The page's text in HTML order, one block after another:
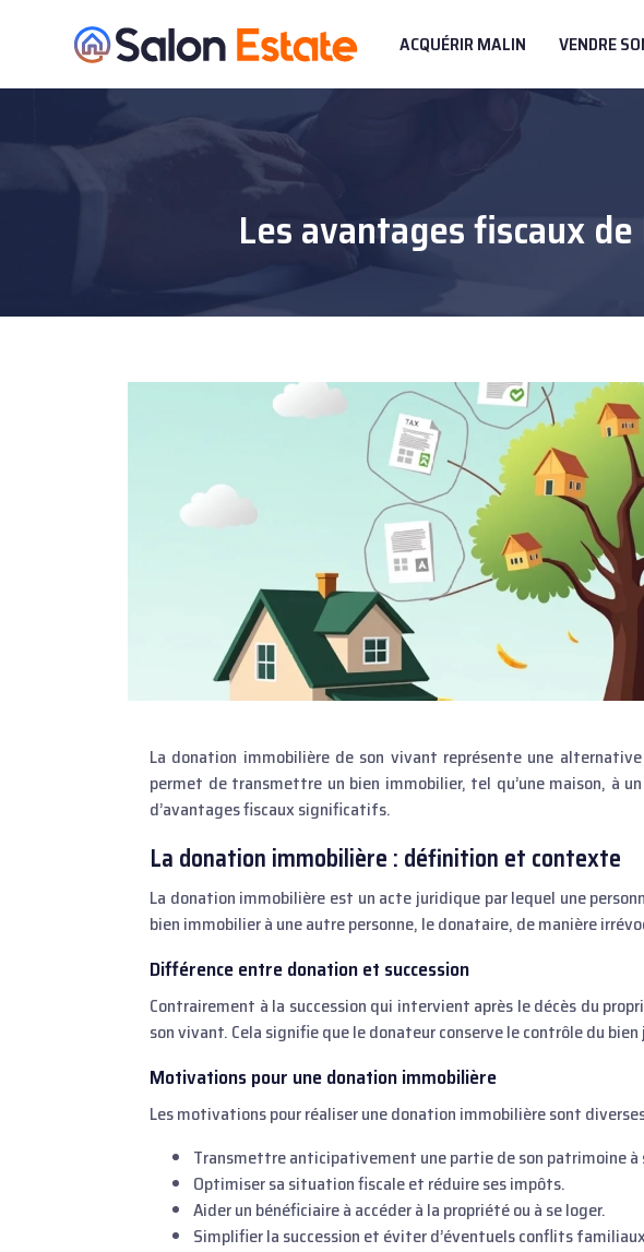
ACQUÉRIR MALIN VENDRE
Les avantages fiscaux
La donation immobilière de son vivant représente une alternative intéressante à la transmission par héritage. Elle
permet de transmettre un bien immobilier, tel qu’une maison, à
d’avantages fiscaux significatifs.
La donation immobilière : définition et contexte
La donation immobilière est un acte juridique par lequel une
bien immobilier à une autre personne, le donataire, de manière
Différence entre donation et succession
Contrairement à la succession qui intervient après le décès du
son vivant. Cela signifie que le donateur conserve le contrôle du
Motivations pour une donation immobilière
Les motivations pour réaliser une donation immobilière sont
Transmettre anticipativement une partie de son patrimoine à
Optimiser sa situation fiscale et réduire ses impôts.
Aider un bénéficiaire à accéder à la propriété ou à se loger.
Simplifier la succession et éviter d’éventuels conflits